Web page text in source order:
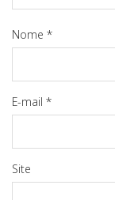
Nome *
E-mail *
Site